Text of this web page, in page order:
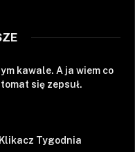
kawale. A ja wiem co
się zepsuł.
Tygodnia